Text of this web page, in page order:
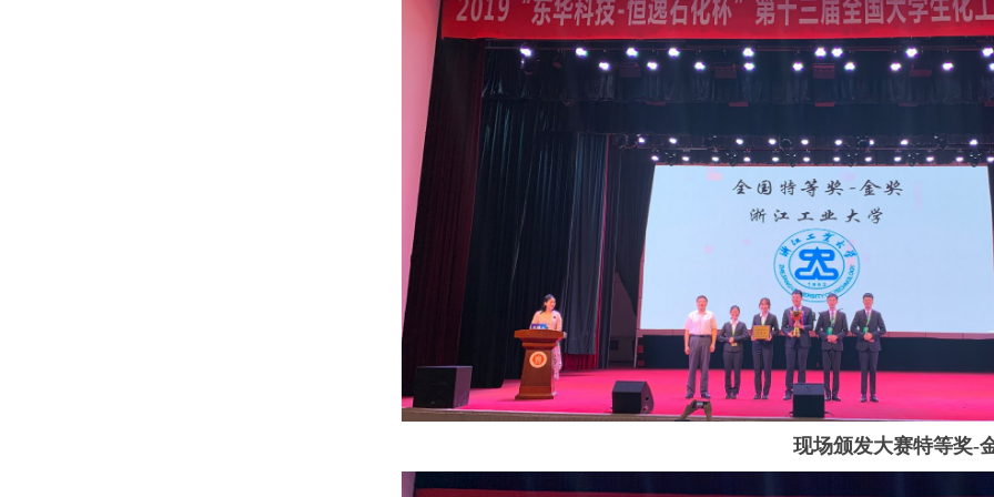
现场颁发大赛特等奖-